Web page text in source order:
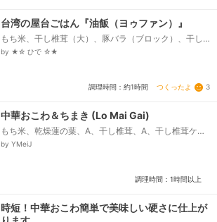
台湾の屋台ごはん『油飯（ヨゥファン）』
もち米、干し椎茸（大）、豚バラ（ブロック）、干し
エビ、-----、調味料A（下味用）-----、ごま油、醤
ピング、-----、ゆで卵...
by ★☆ ひで ☆★
調理時間：約1時間 つくったよ 3
中華おこわ＆ちまき (Lo Mai Gai)
もち米、乾燥蓮の葉、A、干し椎茸、A、干し椎茸ケの
戻し汁、A、鶏むね肉（皮を剥ぐ）、A、しょうゆ、
ニンニク、B、玉ねぎ、B、しょうゆ、B、ダークソイ
ソース、B、五香粉、B、干し椎茸の戻し汁、B、鶏ガ
by YMeiJ
調理時間：1時間以上
時短！中華おこわ簡単で美味しい硬さに仕上が